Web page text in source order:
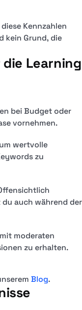
Kennzahlen
kein Grund, die
Learning
bei Budget oder
vornehmen.
wertvolle
zu
auch während der
moderaten
zu erhalten.
Blog.